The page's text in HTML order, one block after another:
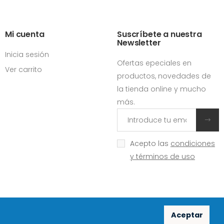
Aceptar
Mi cuenta
Inicia sesión
Ver carrito
Suscríbete a nuestra
Newsletter
Ofertas epeciales en
productos, novedades de
la tienda online y mucho
más.
Acepto las condiciones
y términos de uso
Redes sociales